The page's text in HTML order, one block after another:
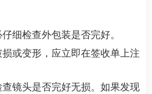
细检查外包装是否完好。
或变形，应立即在签收单上注
镜头是否完好无损。如果发现